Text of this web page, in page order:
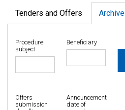
Tenders and Offers Archive
Procedure
subject
Beneficiary
Offers
submission
Announcement
date of